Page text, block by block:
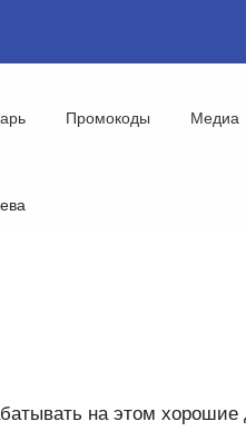
Промокоды Медиа
на этом хорошие